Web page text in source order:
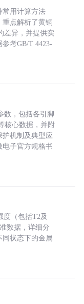
常用计算方法
重点解析了黄铜
差异，并提供实
考GB/T 4423-
数，包括各引脚
核心数据，并附
护机制及典型应
电子官方规格书
度（包括T2及
数据，详细分
状态下的金属